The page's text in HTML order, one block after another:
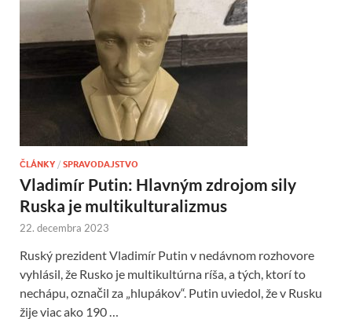
ČLÁNKY / SPRAVODAJSTVO
Vladimír Putin: Hlavným zdrojom sily
Ruska je multikulturalizmus
22. decembra 2023
Ruský prezident Vladimír Putin v nedávnom rozhovore
vyhlásil, že Rusko je multikultúrna ríša, a tých, ktorí to
nechápu, označil za „hlupákov“. Putin uviedol, že v Rusku
žije viac ako 190 …